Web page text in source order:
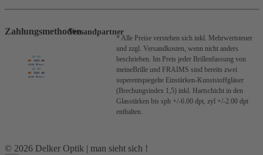
ZahlungsmethodenVersandpartner
* Alle Preise verstehen sich inkl. Mehrwertsteuer
und zzgl. Versandkosten, wenn nicht anders
beschrieben. Im Preis jeder Brillenfassung von
meineBrille und FRAIMS sind bereits zwei
superentspiegelte Einstärken-Kunststoffgläser
(Brechungsindex 1,5) inkl. Hartschicht in den
Glasstärken bis sph +/-6.00 dpt, zyl +/-2.00 dpt
enthalten.
© 2026 Delker Optik | man sieht sich !